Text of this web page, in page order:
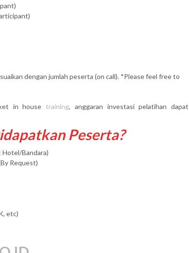
dengan jumlah peserta (on call). *Please feel free to
in house training, anggaran investasi pelatihan dapat
Peserta?
Hotel/Bandara)
Request)
etc)